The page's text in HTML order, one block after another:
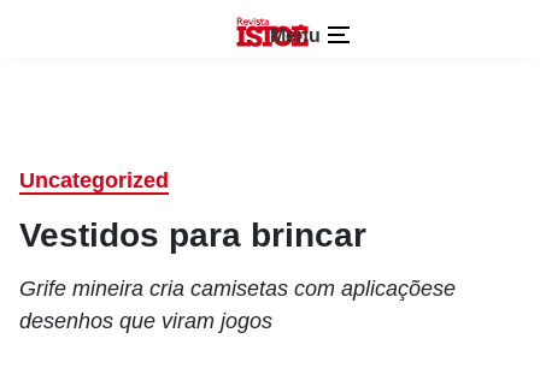
Menu
Uncategorized
Vestidos para brincar
Grife mineira cria camisetas com aplicaçõese
desenhos que viram jogos